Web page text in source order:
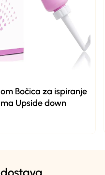
Bočica za ispiranje
Upside down